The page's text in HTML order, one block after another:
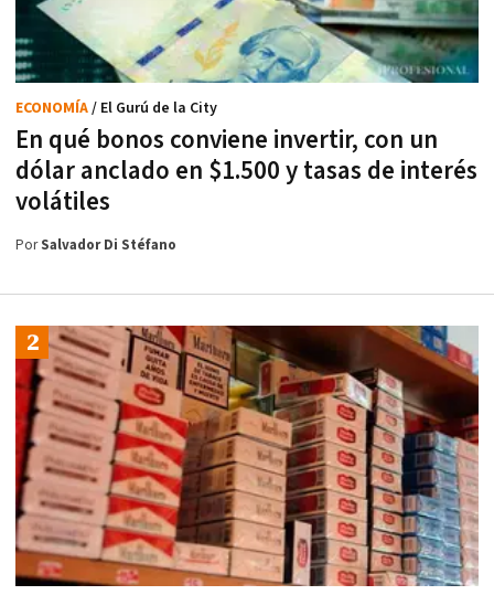
En qué bonos conviene invertir, con un
dólar anclado en $1.500 y tasas de interés
volátiles
ECONOMÍA/ El Gurú de la City
PorSalvador Di Stéfano